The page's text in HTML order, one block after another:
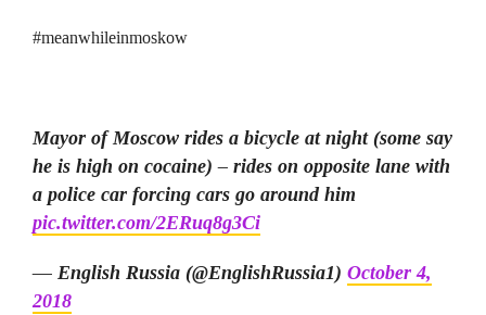
#meanwhileinmoskow
Mayor of Moscow rides a bicycle at night (some say
he is high on cocaine) – rides on opposite lane with
a police car forcing cars go around him
pic.twitter.com/2ERuq8g3Ci
— English Russia (@EnglishRussia1) October 4,
2018